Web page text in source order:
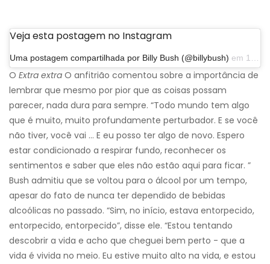
Veja esta postagem no Instagram
Uma postagem compartilhada por Billy Bush (@billybush) em 10 de agosto de 2019 às 12h50 PDT
O Extra extra O anfitrião comentou sobre a importância de
lembrar que mesmo por pior que as coisas possam
parecer, nada dura para sempre. “Todo mundo tem algo
que é muito, muito profundamente perturbador. E se você
não tiver, você vai ... E eu posso ter algo de novo. Espero
estar condicionado a respirar fundo, reconhecer os
sentimentos e saber que eles não estão aqui para ficar. ”
Bush admitiu que se voltou para o álcool por um tempo,
apesar do fato de nunca ter dependido de bebidas
alcoólicas no passado. “Sim, no início, estava entorpecido,
entorpecido, entorpecido”, disse ele. “Estou tentando
descobrir a vida e acho que cheguei bem perto - que a
vida é vivida no meio. Eu estive muito alto na vida, e estou